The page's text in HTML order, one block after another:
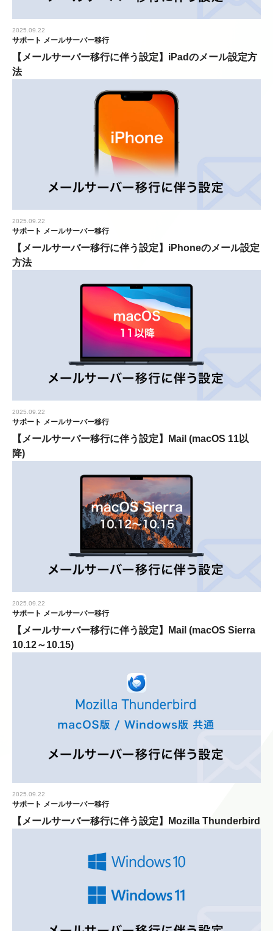
2025.09.22
サポート メールサーバー移行
【メールサーバー移行に伴う設定】iPadのメール設定方
法
2025.09.22
サポート メールサーバー移行
【メールサーバー移行に伴う設定】iPhoneのメール設定
方法
2025.09.22
サポート メールサーバー移行
【メールサーバー移行に伴う設定】Mail (macOS 11以
降)
2025.09.22
サポート メールサーバー移行
【メールサーバー移行に伴う設定】Mail (macOS Sierra
10.12～10.15)
2025.09.22
サポート メールサーバー移行
【メールサーバー移行に伴う設定】Mozilla Thunderbird